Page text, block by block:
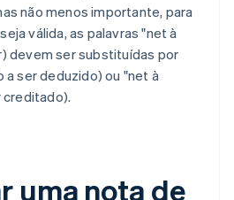
não menos importante, para
válida, as palavras "net à
devem ser substituídas por
a ser deduzido) ou "net à
creditado).
uma nota de